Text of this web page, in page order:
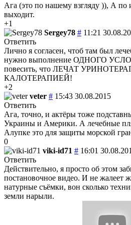
Ага (это по нашему взгляду )), А по
выходит.
+1
Sergey78 # 11:21
Ответить
Лично я согласен, чтоб там был
нужно выполнение ОДНОГО
повесить, что ЛЕЧАТ
КАЛОТЕРАПИЕЙ!
+2
veter # 15:43 30.08.2015
Ответить
Ага, точно, и актёры тоже
Украины и Америки. А лечебные
Алупке это для защиты морской
0
viki-id71 # 16:01
Ответить
Действительно, я просто об этом
постановочное видео. И не жалеет
натурные съёмки, вон сколько
земли нарыли.